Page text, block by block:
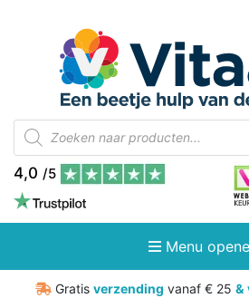
Producten
zoeken
4,0 /5
Menu
Gratis verzending vanaf € 25 &